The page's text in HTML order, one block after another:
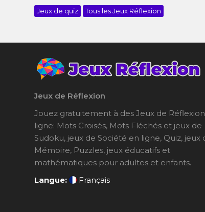
Jeux de quiz Tous les Jeux Réflexion
Jeux de Réflexion
Jouez gratuitement à des Jeux de
ligne: Mots Croisés, Mots Fléchés et jeux de
Sudoku, jeux de Société en ligne, Quiz, jeux
Mémoire, Puzzles, jeux éducatifs et
mathématiques pour adultes et enfants.
Langue:
Français